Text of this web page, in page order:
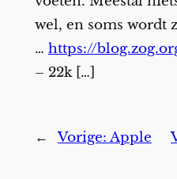
wel, en soms wordt
… https://
– 22k […]
← Vorige: Apple